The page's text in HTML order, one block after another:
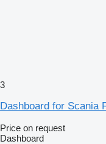
3
Dashboard for Scania
Price on request
Dashboard